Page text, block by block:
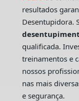
resultados
Desentupidora.
qualificada.
treinamentos e
nossos
nas mais
e segurança.